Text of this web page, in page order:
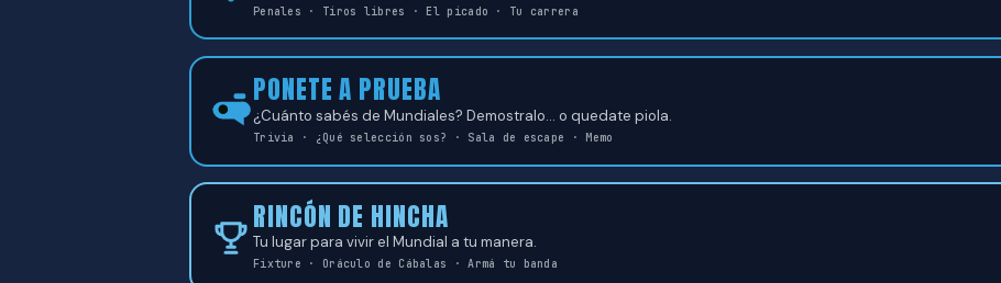
Penales · Tiros libres · El picado · Tu carrera
PONETE A PRUEBA
¿Cuánto sabés de Mundiales? Demostralo… o quedate piola.
Trivia · ¿Qué selección sos? · Sala de escape · Memo
RINCÓN DE HINCHA
Tu lugar para vivir el Mundial a tu manera.
Fixture · Oráculo de Cábalas · Armá tu banda